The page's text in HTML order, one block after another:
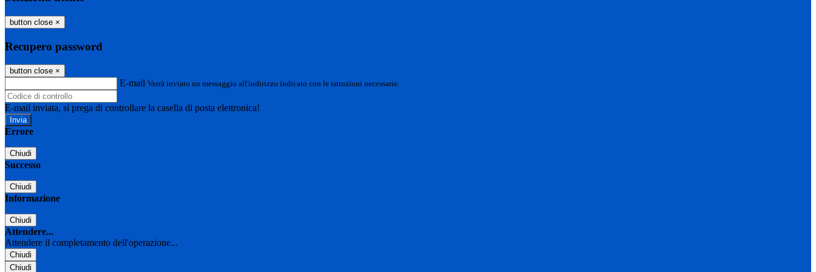
button close ×
Recupero password
button close ×
E-mail Verrà inviato un messaggio all'indirizzo indicato con le istruzioni necessarie.
E-mail inviata, si prega di controllare la casella di posta elettronica!
Errore
Chiudi
Successo
Chiudi
Informazione
Chiudi
Attendere...
Attendere il completamento dell'operazione...
Chiudi
Chiudi